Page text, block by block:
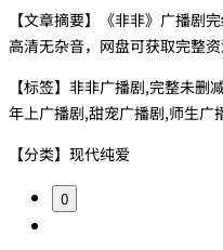
【文章摘要】《非非》广播剧
高清无杂音，网盘可获取完整资
【标签】非非广播剧,完整未
年上广播剧,甜宠广播剧,师生广
【分类】现代纯爱
0